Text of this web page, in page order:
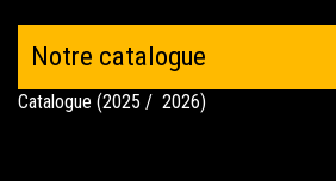
Notre catalogue
Catalogue (2025 / 2026)